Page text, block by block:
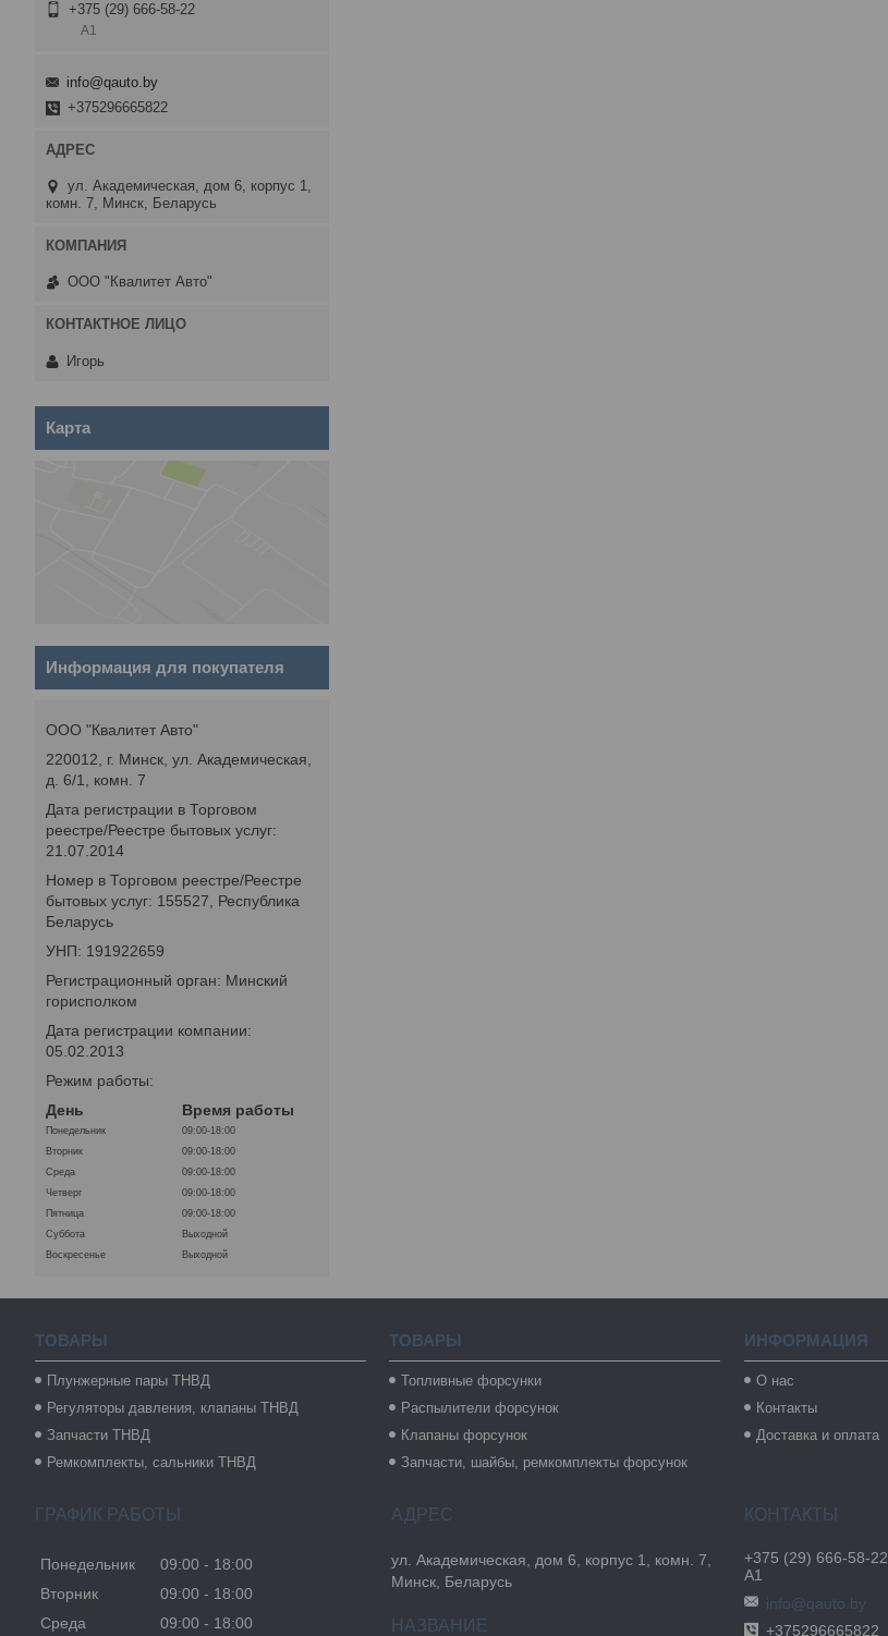
+375 (29) 666-58-22
А1
info@qauto.by
+375296665822
ул. Академическая, дом 6, корпус 1,
комн. 7, Минск, Беларусь
ООО "Квалитет Авто"
Игорь
Карта
Информация для покупателя
ООО "Квалитет Авто"
220012, г. Минск, ул. Академическая,
д. 6/1, комн. 7
Дата регистрации в Торговом
реестре/Реестре бытовых услуг:
21.07.2014
Номер в Торговом реестре/Реестре
бытовых услуг: 155527, Республика
Беларусь
УНП: 191922659
Регистрационный орган: Минский
горисполком
Дата регистрации компании:
05.02.2013
Режим работы:
День
Время работы
Понедельник
09:00-18:00
Вторник
09:00-18:00
Среда
09:00-18:00
Четверг
09:00-18:00
Пятница
09:00-18:00
Суббота
Выходной
Воскресенье
Выходной
ТОВАРЫ
Плунжерные пары ТНВД
Регуляторы давления, клапаны ТНВД
Запчасти ТНВД
Ремкомплекты, сальники ТНВД
ТОВАРЫ
Топливные форсунки
Распылители форсунок
Клапаны форсунок
Запчасти, шайбы, ремкомплекты форсунок
ИНФОРМАЦИЯ
О нас
Контакты
Доставка и оплата
ГРАФИК РАБОТЫ
Понедельник 09:00
18:00
Вторник
09:00
18:00
Среда
09:00 18:00
ул. Академическая, дом 6, корпус 1, комн. 7,
Минск, Беларусь
+375 (29) 666-58-22
А1
info@qauto.by
+375296665822